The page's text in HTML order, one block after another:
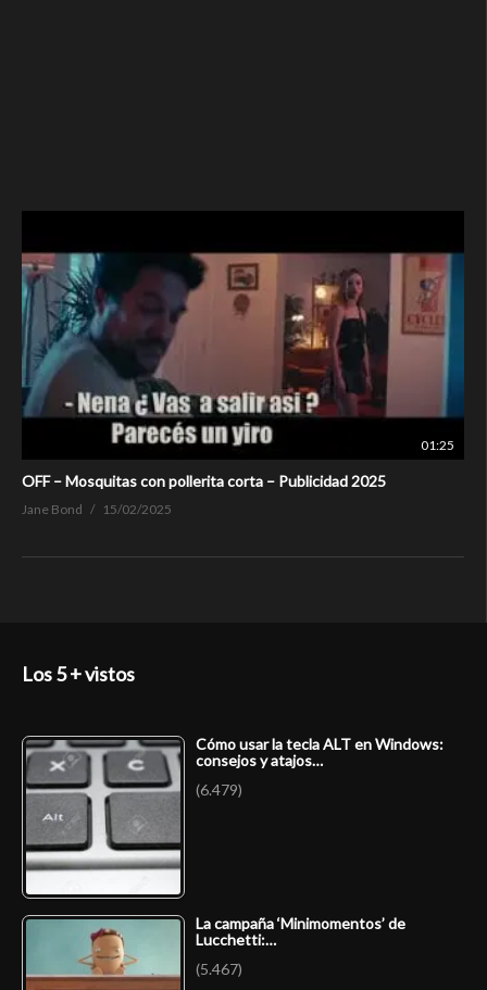
01:25
OFF – Mosquitas con pollerita corta – Publicidad 2025
Jane Bond 15/02/2025
Los 5 + vistos
Cómo usar la tecla ALT en Windows:
consejos y atajos…
(6.479)
La campaña ‘Minimomentos’ de
Lucchetti:…
(5.467)